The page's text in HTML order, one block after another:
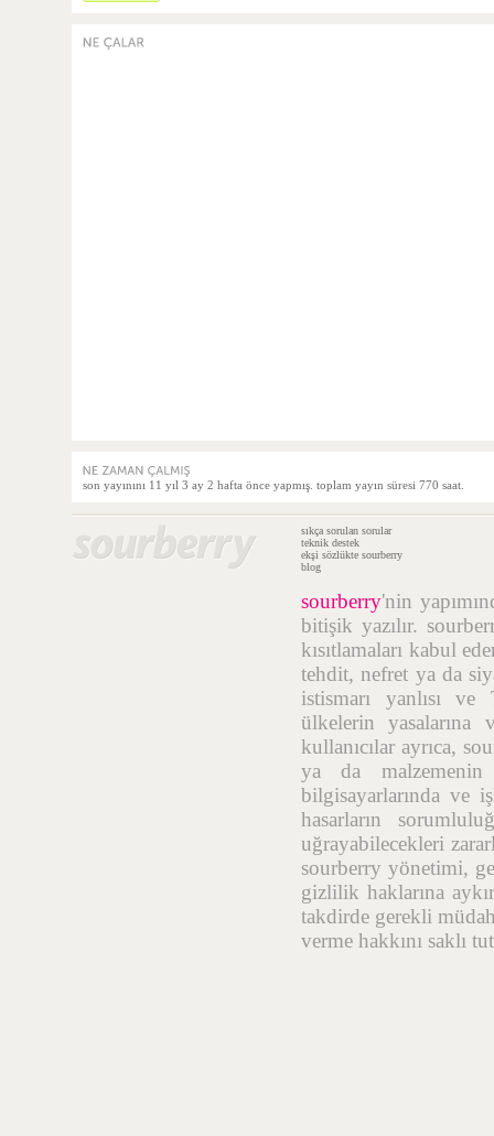
son yayınını 11 yıl 3 ay 2 hafta önce yapmış. toplam yayın süresi 770 saat.
sıkça sorulan sorular
teknik destek
ekşi sözlükte sourberry
blog
sourberry'nin
bitişik yazılır.
kısıtlamaları kabul
tehdit, nefret ya da
istismarı yanlısı
ülkelerin yasalarına
kullanıcılar ayrıca,
ya da malzemenin
bilgisayarlarında ve
hasarların
uğrayabilecekleri
sourberry yönetimi,
gizlilik haklarına
takdirde gerekli
verme hakkını saklı